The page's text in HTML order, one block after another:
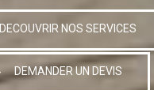
DECOUVRIR NOS SERVICES
DEMANDER UN DEVIS